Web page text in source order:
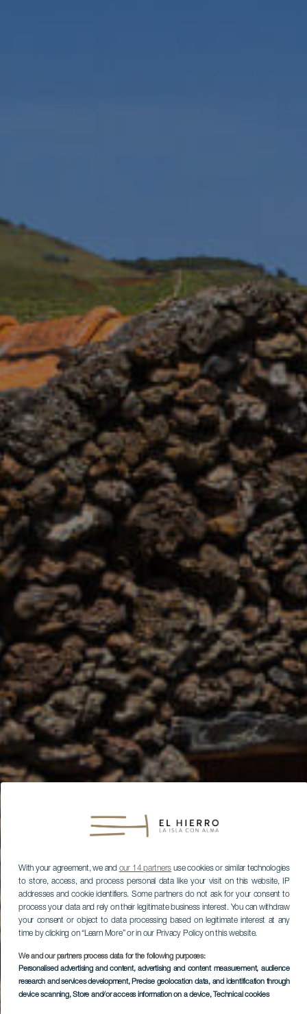
With your agreement, we and our 14 partners use cookies or similar technologies
to store, access, and process personal data like your visit on this website, IP
addresses and cookie identifiers. Some partners do not ask for your consent to
process your data and rely on their legitimate business interest. You can withdraw
your consent or object to data processing based on legitimate interest at any
time by clicking on “Learn More” or in our Privacy Policy on this website.
We and our partners process data for the following purposes:
Personalised advertising and content, advertising and content measurement, audience
research and services development, Precise geolocation data, and identification through
device scanning, Store and/or access information on a device, Technical cookies